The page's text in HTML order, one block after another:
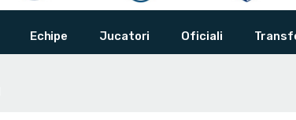
Echipe Jucatori Oficiali